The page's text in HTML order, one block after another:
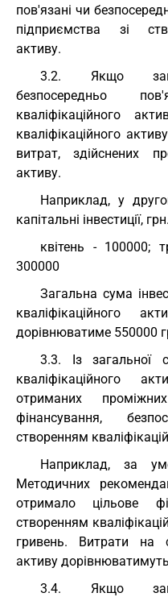
пов'язані чи
підприємства зі
активу.
3.2. Якщо
безпосередньо
кваліфікаційного
кваліфікаційного
витрат, здійснених
активу.
Наприклад, у
капітальні інвестиції,
квітень - 100000;
300000
Загальна сума
кваліфікаційного
дорівнюватиме 550000
3.3. Із загальної
кваліфікаційного
отриманих
фінансування,
створенням
Наприклад, за
Методичних
отримало цільове
створенням
гривень. Витрати на
активу
3.4. Якщо